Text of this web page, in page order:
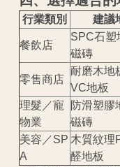
行業類別 建議
餐飲店
SPC石塑
磁磚
零售商店
耐磨木地
VC地板
理髮／寵
物業
防滑塑膠
磁磚
美容／SP
A
木質紋理
醛地板